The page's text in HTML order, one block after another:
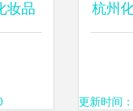
妆品
择
杭州
卫
更新时间